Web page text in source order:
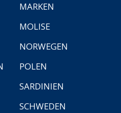
MARKEN
MOLISE
NORWEGEN
POLEN
SARDINIEN
SCHWEDEN